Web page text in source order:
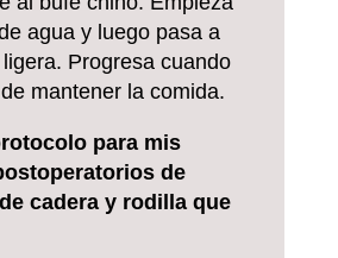
agua y luego pasa a
Progresa cuando
mantener la comida.
para mis
de
cadera y rodilla que